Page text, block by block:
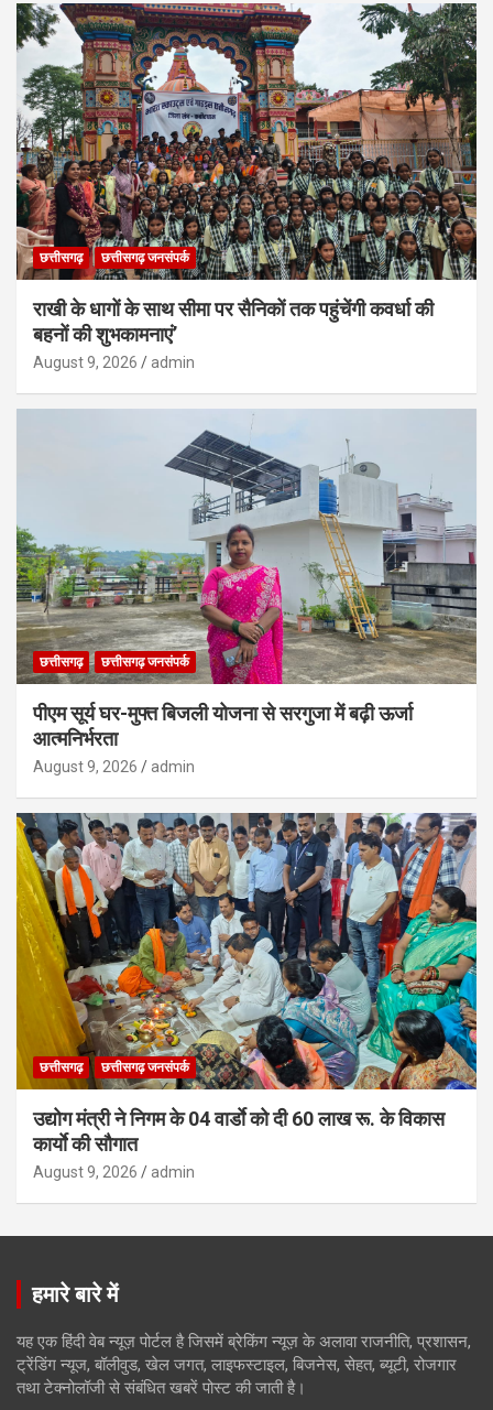
छत्तीसगढ़ छत्तीसगढ़ जनसंपर्क
राखी के धागों के साथ सीमा पर सैनिकों तक पहुंचेंगी कवर्धा की
बहनों की शुभकामनाएं’
August 9, 2026 admin
छत्तीसगढ़ छत्तीसगढ़ जनसंपर्क
पीएम सूर्य घर-मुफ्त बिजली योजना से सरगुजा में बढ़ी ऊर्जा
आत्मनिर्भरता
August 9, 2026 admin
छत्तीसगढ़ छत्तीसगढ़ जनसंपर्क
उद्योग मंत्री ने निगम के 04 वार्डाे को दी 60 लाख रू. के विकास
कार्याे की सौगात
August 9, 2026 admin
हमारे बारे में
यह एक हिंदी वेब न्यूज़ पोर्टल है जिसमें ब्रेकिंग न्यूज़ के अलावा राजनीति, प्रशासन,
ट्रेंडिंग न्यूज, बॉलीवुड, खेल जगत, लाइफस्टाइल, बिजनेस, सेहत, ब्यूटी, रोजगार
तथा टेक्नोलॉजी से संबंधित खबरें पोस्ट की जाती है।